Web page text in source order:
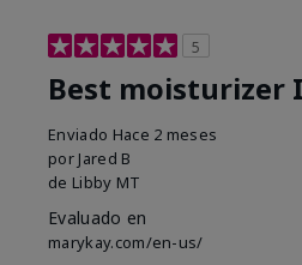
5
Best moisturizer
Enviado Hace 2 meses
por Jared B
de Libby MT
Evaluado en
marykay.com/en-us/